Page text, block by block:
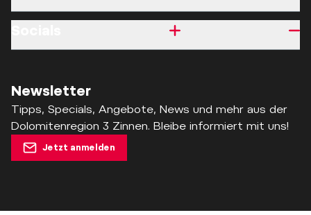
Newsletter
Tipps, Specials, Angebote, News und mehr aus der
Dolomitenregion 3 Zinnen. Bleibe informiert mit uns!
Jetzt anmelden